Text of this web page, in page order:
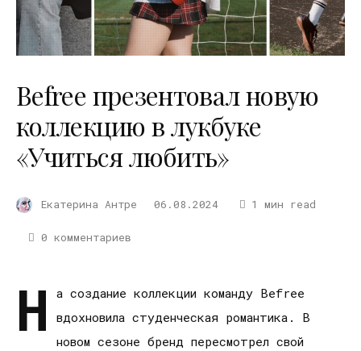
Befree презентовал новую
коллекцию в лукбуке
«Учиться любить»
Екатерина Антре 06.08.2024 1 мин read
0 комментариев
Н
а создание коллекции команду Befree
вдохновила студенческая романтика. В
новом сезоне бренд пересмотрел свой